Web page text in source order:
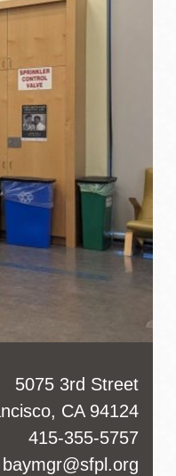
5075 3rd Street
, CA 94124
415-355-5757
baymgr@sfpl.org